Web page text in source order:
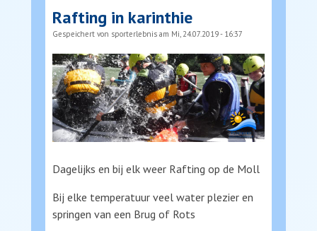
Rafting in karinthie
Gespeichert von sporterlebnis am Mi, 24.07.2019 - 16:37
Dagelijks en bij elk weer Rafting op de Moll
Bij elke temperatuur veel water plezier en
springen van een Brug of Rots